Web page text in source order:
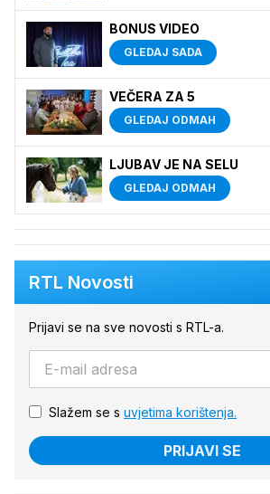
BONUS VIDEO
GLEDAJ SADA
VEČERA ZA 5
GLEDAJ ODMAH
LJUBAV JE NA SELU
GLEDAJ ODMAH
RTL Novosti
Prijavi se na sve novosti s RTL-a.
Slažem se s uvjetima korištenja.
PRIJAVI SE